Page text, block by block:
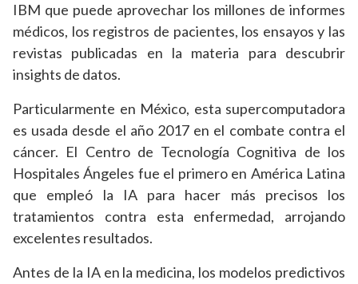
IBM que puede aprovechar los millones de informes
médicos, los registros de pacientes, los ensayos y las
revistas publicadas en la materia para descubrir
insights de datos.
Particularmente en México, esta supercomputadora
es usada desde el año 2017 en el combate contra el
cáncer. El Centro de Tecnología Cognitiva de los
Hospitales Ángeles fue el primero en América Latina
que empleó la IA para hacer más precisos los
tratamientos contra esta enfermedad, arrojando
excelentes resultados.
Antes de la IA en la medicina, los modelos predictivos